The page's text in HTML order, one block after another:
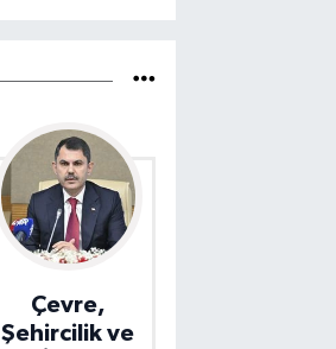
Çevre,
Şehircilik ve